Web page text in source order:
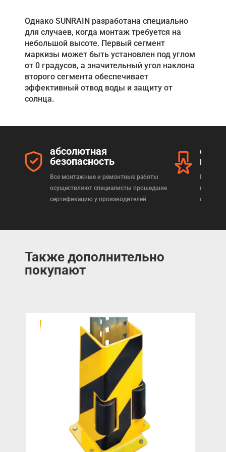
Однако SUNRAIN разработана специально
для случаев, когда монтаж требуется на
небольшой высоте. Первый сегмент
маркизы может быть установлен под углом
от 0 градусов, а значительный угол наклона
второго сегмента обеспечивает
эффективный отвод воды и защиту от
солнца.
абсолютная
безопасность
Все монтажные и ремонтные работы
осуществляют специалисты прошедшие
сертификацию у производителей
Мы
Также дополнительно
покупают